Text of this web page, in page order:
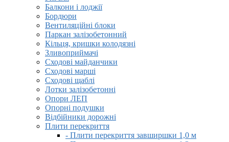
Балкони і лоджії
Бордюри
Вентиляційні блоки
Паркан залізобетонний
Кільця, кришки колодязні
Зливоприймачі
Сходові майданчики
Сходові марші
Сходові щаблі
Лотки залізобетонні
Опори ЛЕП
Опорні подушки
Відбійники дорожні
Плити перекриття
- Плити перекриття завширшки 1,0 м